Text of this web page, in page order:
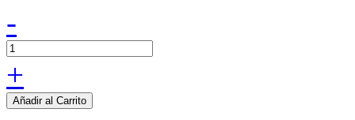
-
+
Añadir al Carrito